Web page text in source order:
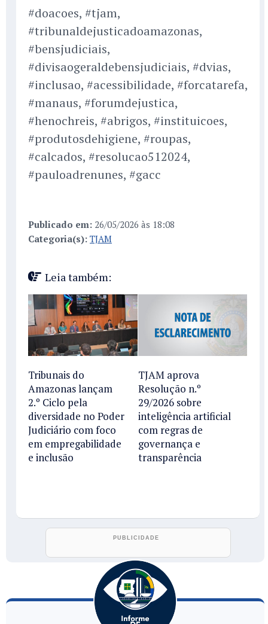
#doacoes, #tjam,
#tribunaldejusticadoamazonas,
#bensjudiciais,
#divisaogeraldebensjudiciais, #dvias,
#inclusao, #acessibilidade, #forcatarefa,
#manaus, #forumdejustica,
#henochreis, #abrigos, #instituicoes,
#produtosdehigiene, #roupas,
#calcados, #resolucao512024,
#pauloadrenunes, #gacc
Publicado em: 26/05/2026 às 18:08
Categoria(s): TJAM
Leia também:
Tribunais do
Amazonas lançam
2.º Ciclo pela
diversidade no Poder
Judiciário com foco
em empregabilidade
e inclusão
TJAM aprova
Resolução n.º
29/2026 sobre
inteligência artificial
com regras de
governança e
transparência